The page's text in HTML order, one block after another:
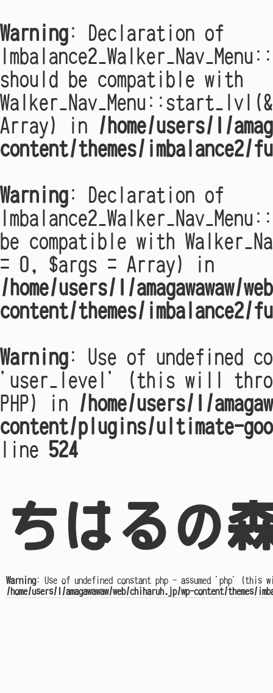
Warning: Declaration of
should be compatible with
Array) in /home/users/1/
content/themes/imbalance2/
Warning: Declaration of
be compatible with
= 0, $args = Array) in
/home/users/1/amagawawaw/
content/themes/imbalance2/
Warning: Use of undefined
'user_level' (this will
PHP) in /home/users/1/
content/plugins/ultimate-
line 524
ちはるの
Warning: Use of undefined constant php - assumed 'php'
/home/users/1/amagawawaw/web/chiharuh.jp/wp-content/themes/